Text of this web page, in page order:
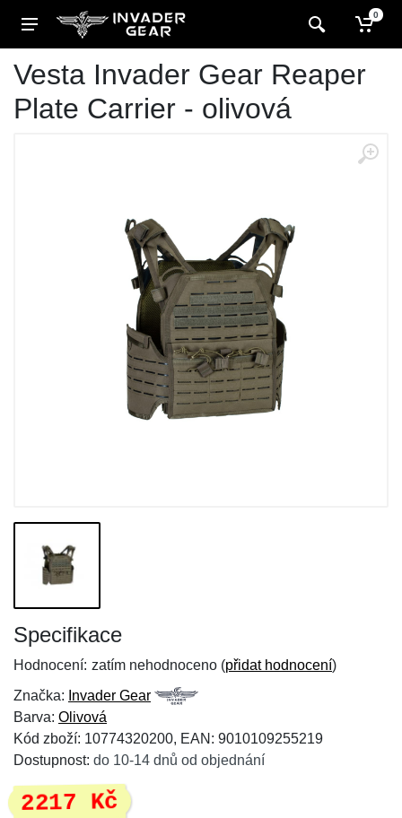
0
Vesta Invader Gear Reaper
Plate Carrier - olivová
Specifikace
Hodnocení: zatím nehodnoceno (přidat hodnocení)
Značka: Invader Gear
Barva: Olivová
Kód zboží: 10774320200, EAN: 9010109255219
Dostupnost: do 10-14 dnů od objednání
2217 Kč